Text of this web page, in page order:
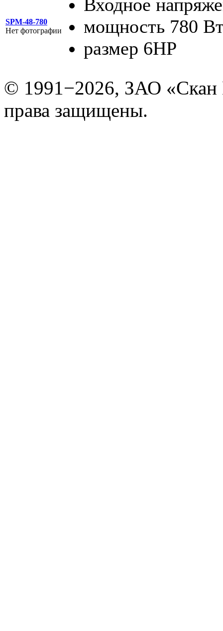
SPM-48-780
Нет фотографии
Входное
мощность 780
размер 6HP
© 1991−2026, ЗАО «Скан
права защищены.